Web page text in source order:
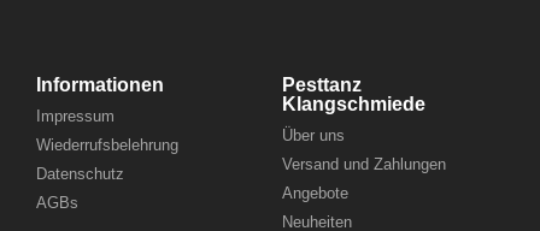
Informationen
Impressum
Wiederrufsbelehrung
Datenschutz
AGBs
Pesttanz
Klangschmiede
Über uns
Versand und Zahlungen
Angebote
Neuheiten